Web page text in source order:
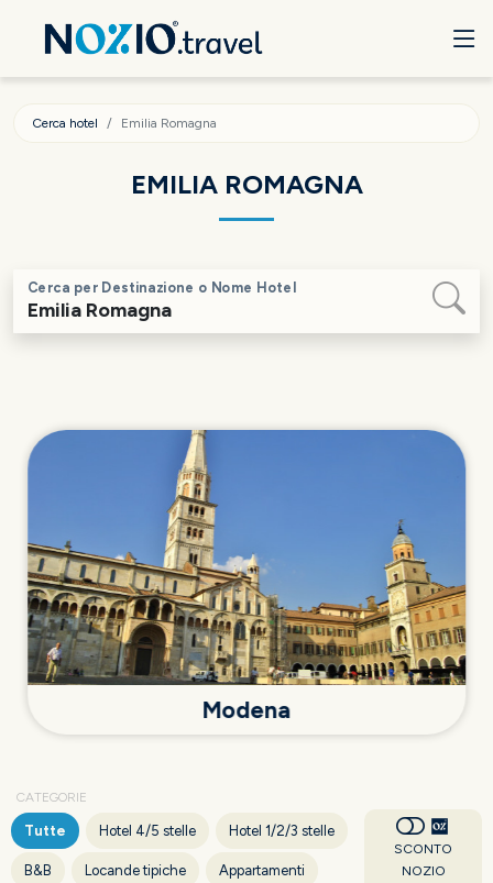
Cerca hotel Emilia Romagna
EMILIA ROMAGNA
Cerca per Destinazione o Nome Hotel
Modena
CATEGORIE
Tutte Hotel 4/5 stelle Hotel 1/2/3 stelle
B&B Locande tipiche Appartamenti
SCONTO
NOZIO